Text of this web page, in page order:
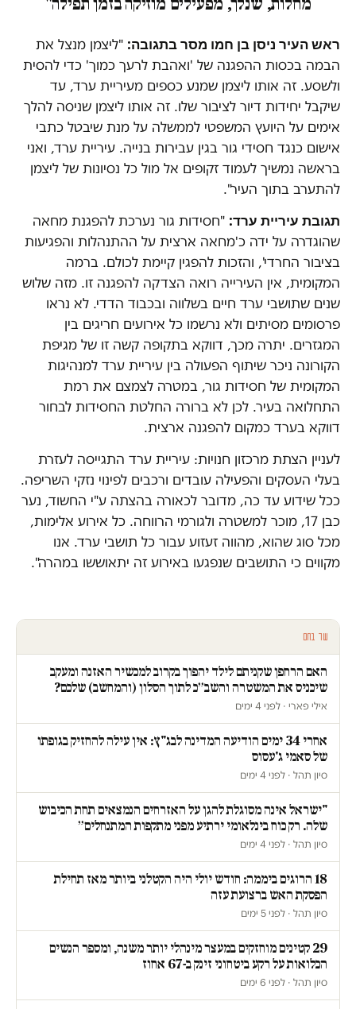
מחלות, שנלך, מפעילים מוזיקה בזמן תפילה"
ראש העיר ניסן בן חמו מסר בתגובה: "ליצמן מנצל את
הבמה בכסות ההפגנה של 'ואהבת לרעך כמוך' כדי להסית
ולשסע. זה אותו ליצמן שמנע כספים מעיריית ערד, עד
שיקבל יחידות דיור לציבור שלו. זה אותו ליצמן שניסה להלך
אימים על היועץ המשפטי לממשלה על מנת שיבטל כתבי
אישום כנגד חסידי גור בגין עבירות בנייה. עיריית ערד, ואני
בראשה נמשיך לעמוד זקופים אל מול כל נסיונות של ליצמן
להתערב בתוך העיר".
תגובת עיריית ערד: "חסידות גור נערכת להפגנת מחאה
שהוגדרה על ידה כ'מחאה ארצית על ההתנהלות והפגיעות
בציבור החרדי', והזכות להפגין קיימת לכולם. ברמה
המקומית, אין העירייה רואה הצדקה להפגנה זו. מזה שלוש
שנים שתושבי ערד חיים בשלווה ובכבוד הדדי. לא נראו
פרסומים מסיתים ולא נרשמו כל אירועים חריגים בין
המגזרים. יתרה מכך, דווקא בתקופה קשה זו של מגיפת
הקורונה ניכר שיתוף הפעולה בין עיריית ערד למנהיגות
המקומית של חסידות גור, במטרה לצמצם את רמת
התחלואה בעיר. לכן לא ברורה החלטת החסידות לבחור
דווקא בערד כמקום להפגנה ארצית.
לעניין הצתת מרכזון חנויות: עיריית ערד התגייסה לעזרת
בעלי העסקים והפעילה עובדים ורכבים לפינוי נזקי השריפה.
ככל שידוע עד כה, מדובר לכאורה בהצתה ע"י החשוד, נער
כבן 17, מוכר למשטרה ולגורמי הרווחה. כל אירוע אלימות,
מכל סוג שהוא, מהווה זעזוע עבור כל תושבי ערד. אנו
מקווים כי התושבים שנפגעו באירוע זה יתאוששו במהרה".
עוד בחם
האם הרחפן שקניתם לילד יהפוך בקרוב למכשיר האזנה ומעקב
שיכניס את המשטרה והשב״כ לתוך הסלון (והמחשב) שלכם?
אילי פארי · לפני 4 ימים
אחרי 34 ימים הודיעה המדינה לבג"ץ: אין עילה להחזיק בגופתו
של סאמי ג'עסוס
סיון תהל · לפני 4 ימים
"ישראל אינה מסוגלת להגן על האזרחים הנמצאים תחת הכיבוש
שלה. רק כוח בינלאומי ירתיע מפני מתקפות המתנחלים״
סיון תהל · לפני 4 ימים
18 הרוגים ביממה: חודש יולי היה הקטלני ביותר מאז תחילת
הפסקת האש ברצועת עזה
סיון תהל · לפני 5 ימים
29 קטינים מוחזקים במעצר מינהלי יותר משנה, ומספר הנשים
הכלואות על רקע ביטחוני זינק ב-67 אחוז
סיון תהל · לפני 6 ימים